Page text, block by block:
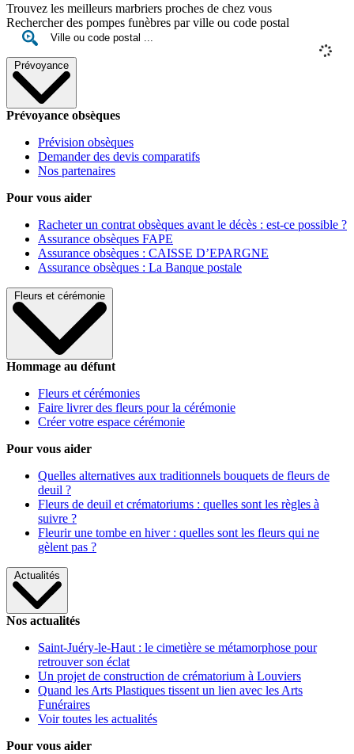
Trouvez les meilleurs marbriers proches de chez vous
Rechercher des pompes funèbres par ville ou code postal
Prévoyance
Prévoyance obsèques
Prévision obsèques
Demander des devis comparatifs
Nos partenaires
Pour vous aider
Racheter un contrat obsèques avant le décès : est-ce possible ?
Assurance obsèques FAPE
Assurance obsèques : CAISSE D’EPARGNE
Assurance obsèques : La Banque postale
Fleurs et cérémonie
Hommage au défunt
Fleurs et cérémonies
Faire livrer des fleurs pour la cérémonie
Créer votre espace cérémonie
Pour vous aider
Quelles alternatives aux traditionnels bouquets de fleurs de
deuil ?
Fleurs de deuil et crématoriums : quelles sont les règles à
suivre ?
Fleurir une tombe en hiver : quelles sont les fleurs qui ne
gèlent pas ?
Actualités
Nos actualités
Saint-Juéry-le-Haut : le cimetière se métamorphose pour
retrouver son éclat
Un projet de construction de crématorium à Louviers
Quand les Arts Plastiques tissent un lien avec les Arts
Funéraires
Voir toutes les actualités
Pour vous aider